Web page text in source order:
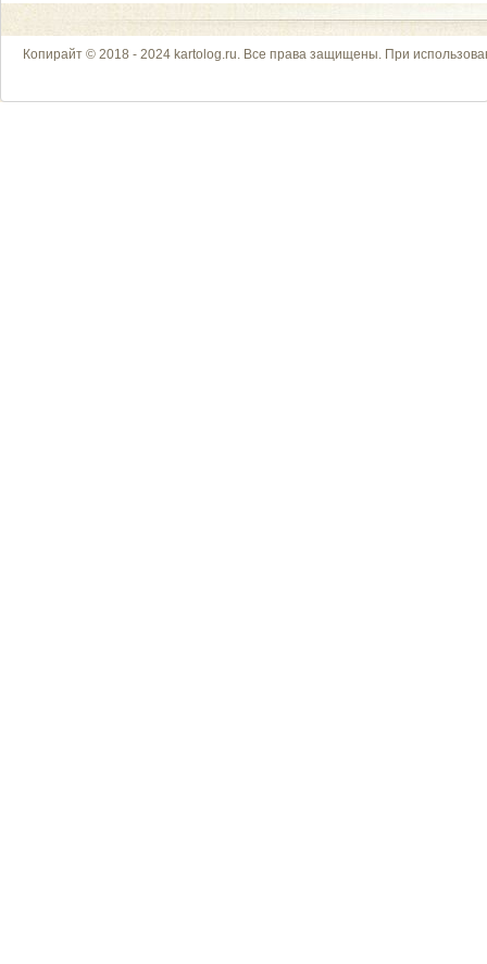
Копирайт © 2018 - 2024 kartolog.ru. Все права защищены. При